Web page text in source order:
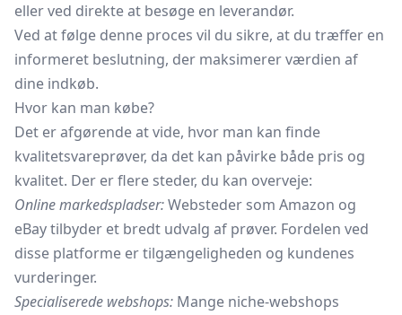
eller ved direkte at besøge en leverandør.
Ved at følge denne proces vil du sikre, at du træffer en
informeret beslutning, der maksimerer værdien af
dine indkøb.
Hvor kan man købe?
Det er afgørende at vide, hvor man kan finde
kvalitetsvareprøver, da det kan påvirke både pris og
kvalitet. Der er flere steder, du kan overveje:
Online markedspladser:Websteder som Amazon og
eBay tilbyder et bredt udvalg af prøver. Fordelen ved
disse platforme er tilgængeligheden og kundenes
vurderinger.
Specialiserede webshops: Mange niche-webshops